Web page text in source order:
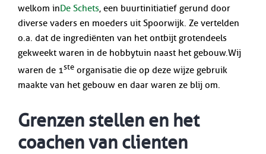
welkom inDe Schets, een buurtinitiatief gerund door
diverse vaders en moeders uit Spoorwijk. Ze vertelden
o.a. dat de ingrediënten van het ontbijt grotendeels
gekweekt waren in de hobbytuin naast het gebouw. Wij
waren de 1ste organisatie die op deze wijze gebruik
maakte van het gebouw en daar waren ze blij om.
Grenzen stellen en het
coachen van clienten